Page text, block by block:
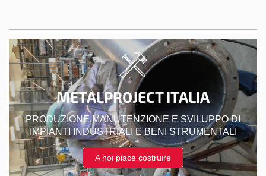
METALPROJECT ITALIA
PRODUZIONE,MANUTENZIONE E SVILUPPO DI
IMPIANTI INDUSTRIALI E BENI STRUMENTALI
A noi piace costruire